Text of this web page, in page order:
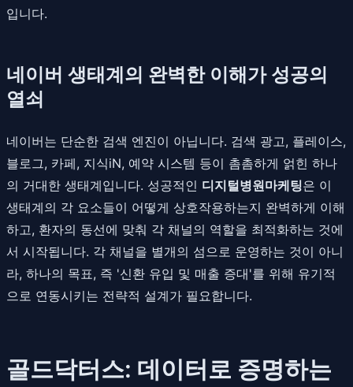
입니다.
네이버 생태계의 완벽한 이해가 성공의
열쇠
네이버는 단순한 검색 엔진이 아닙니다. 검색 광고, 플레이스,
블로그, 카페, 지식iN, 예약 시스템 등이 촘촘하게 얽힌 하나
의 거대한 생태계입니다. 성공적인 디지털병원마케팅은 이
생태계의 각 요소들이 어떻게 상호작용하는지 완벽하게 이해
하고, 환자의 동선에 맞춰 각 채널의 역할을 최적화하는 것에
서 시작됩니다. 각 채널을 별개의 섬으로 운영하는 것이 아니
라, 하나의 목표, 즉 '신환 유입 및 매출 증대'를 위해 유기적
으로 연동시키는 전략적 설계가 필요합니다.
골드닥터스: 데이터로 증명하는